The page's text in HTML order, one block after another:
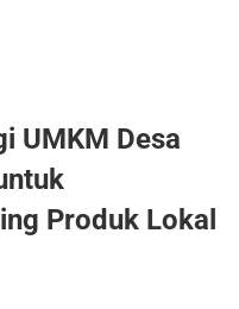
UMKM Desa
Produk Lokal